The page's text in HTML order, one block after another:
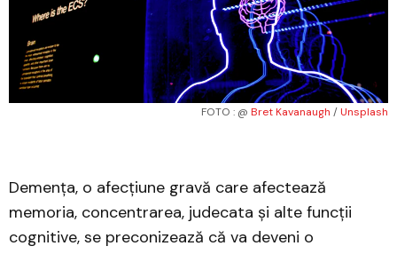
FOTO : @ Bret Kavanaugh / Unsplash
Demența, o afecțiune gravă care afectează
memoria, concentrarea, judecata și alte funcții
cognitive, se preconizează că va deveni o